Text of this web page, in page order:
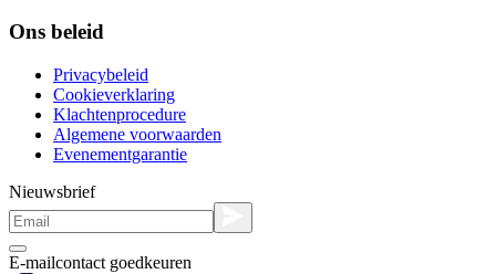
Ons beleid
Privacybeleid
Cookieverklaring
Klachtenprocedure
Algemene voorwaarden
Evenementgarantie
Nieuwsbrief
E-mailcontact goedkeuren